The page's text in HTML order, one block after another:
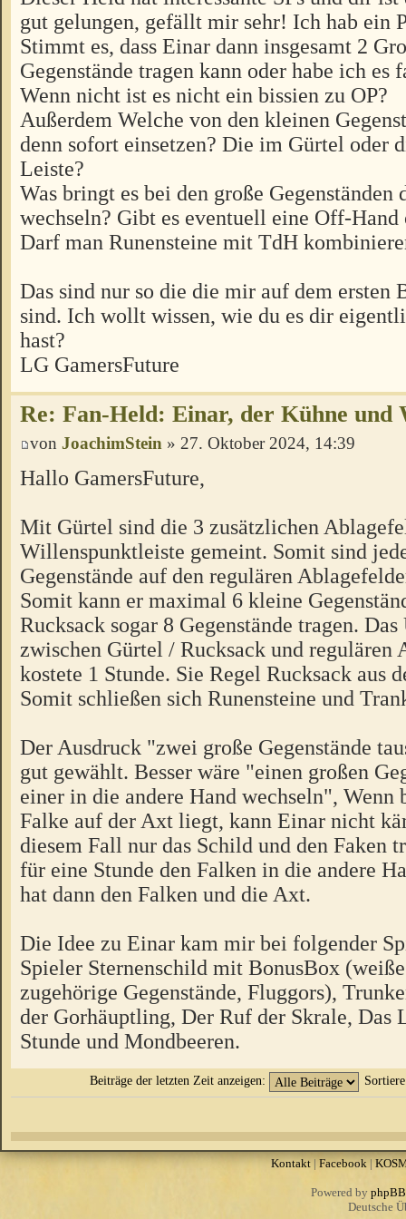
gut gelungen, gefällt mir sehr! Ich hab ein
Stimmt es, dass Einar dann insgesamt 2
Gegenstände tragen kann oder habe ich es
Wenn nicht ist es nicht ein bissien zu OP?
Außerdem Welche von den kleinen
denn sofort einsetzen? Die im Gürtel oder
Leiste?
Was bringt es bei den große Gegenständen
wechseln? Gibt es eventuell eine Off-Hand
Darf man Runensteine mit TdH
Das sind nur so die die mir auf dem ersten
sind. Ich wollt wissen, wie du es dir
hast?
LG GamersFuture
Re: Fan-Held: Einar, der Kühne und
von JoachimStein » 27. Oktober 2024, 14:39
Hallo GamersFuture,
Mit Gürtel sind die 3 zusätzlichen
Willenspunktleiste gemeint. Somit sind
Gegenstände auf den regulären
Somit kann er maximal 6 kleine
Rucksack sogar 8 Gegenstände tragen.
zwischen Gürtel / Rucksack und regulären
kostete 1 Stunde. Sie Regel Rucksack aus
Somit schließen sich Runensteine und
Der Ausdruck "zwei große Gegenstände
gut gewählt. Besser wäre "einen großen
einer in die andere Hand wechseln", Wenn
Falke auf der Axt liegt, kann Einar nicht
diesem Fall nur das Schild und den Faken
für eine Stunde den Falken in die andere
hat dann den Falken und die Axt.
Die Idee zu Einar kam mir bei folgender
Spieler Sternenschild mit BonusBox
zugehörige Gegenstände, Fluggors),
der Gorhäuptling, Der Ruf der Skrale, Das
Stunde und Mondbeeren.
Beiträge der letzten Zeit anzeigen:
Kontakt| Facebook |
Powered by phpBB
Deutsche